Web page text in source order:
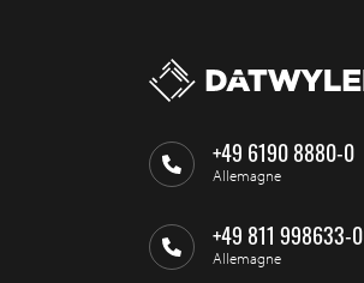
+49 6190 8880-0
Allemagne
+49 811 998633-0
Allemagne